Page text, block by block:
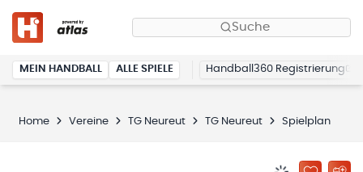
Suche
MEIN HANDBALL ALLE SPIELE Handball360 Registrierung
Home Vereine TG Neureut TG Neureut Spielplan